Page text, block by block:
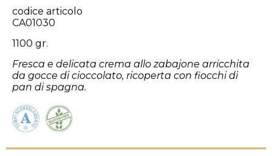
codice articolo
CA01030
1100 gr.
Fresca e delicata crema allo zabajone arricchita
da gocce di cioccolato, ricoperta con fiocchi di
pan di spagna.